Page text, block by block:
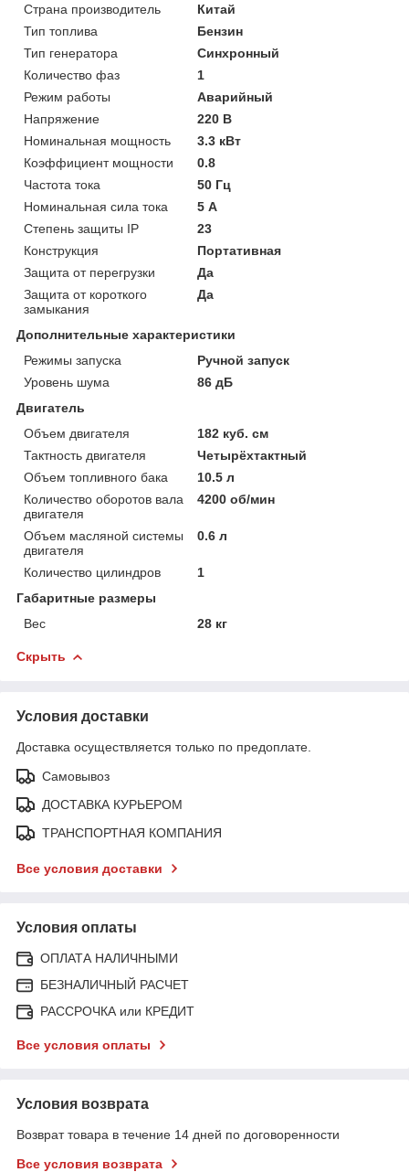
Страна производитель
Китай
Тип топлива
Бензин
Тип генератора
Синхронный
Количество фаз
1
Режим работы
Аварийный
Напряжение
220 В
Номинальная мощность
3.3 кВт
Коэффициент мощности
0.8
Частота тока
50 Гц
Номинальная сила тока
5 А
Степень защиты IP
23
Конструкция
Портативная
Защита от перегрузки
Да
Защита от короткого
замыкания
Да
Дополнительные характеристики
Режимы запуска
Ручной запуск
Уровень шума
86 дБ
Двигатель
Объем двигателя
182 куб. см
Тактность двигателя
Четырёхтактный
Объем топливного бака
10.5 л
Количество оборотов вала
двигателя
4200 об/мин
Объем масляной системы
двигателя
0.6 л
Количество цилиндров
1
Габаритные размеры
Вес
28 кг
Скрыть
Условия доставки
Доставка осуществляется только по предоплате.
Самовывоз
ДОСТАВКА КУРЬЕРОМ
ТРАНСПОРТНАЯ КОМПАНИЯ
Все условия доставки
Условия оплаты
ОПЛАТА НАЛИЧНЫМИ
БЕЗНАЛИЧНЫЙ РАСЧЕТ
РАССРОЧКА или КРЕДИТ
Все условия оплаты
Условия возврата
Возврат товара в течение 14 дней по договоренности
Все условия возврата